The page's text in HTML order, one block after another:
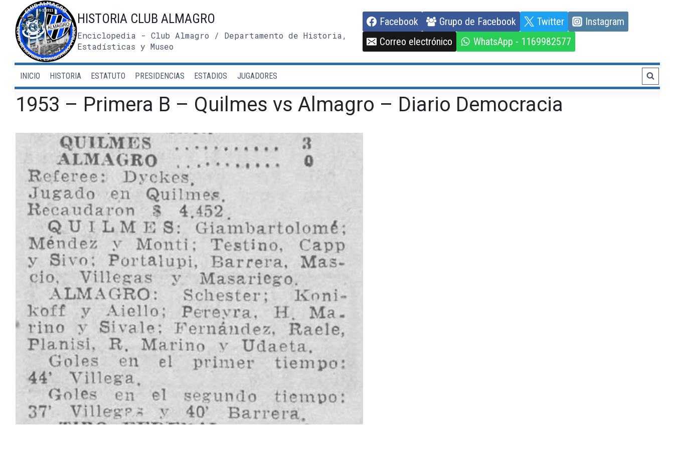
contenido
HISTORIA CLUB ALMAGRO
Enciclopedia - Club Almagro / Departamento de Historia,
Estadísticas y Museo
Facebook Grupo de Facebook Twitter
Instagram
Correo electrónico
WhatsApp - 1169982577
INICIO HISTORIA ESTATUTO PRESIDENCIAS ESTADIOS JUGADORES
1953 – Primera B – Quilmes vs Almagro – Diario Democracia